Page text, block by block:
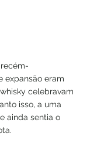
expansão eram
celebravam
isso, a uma
ainda sentia o